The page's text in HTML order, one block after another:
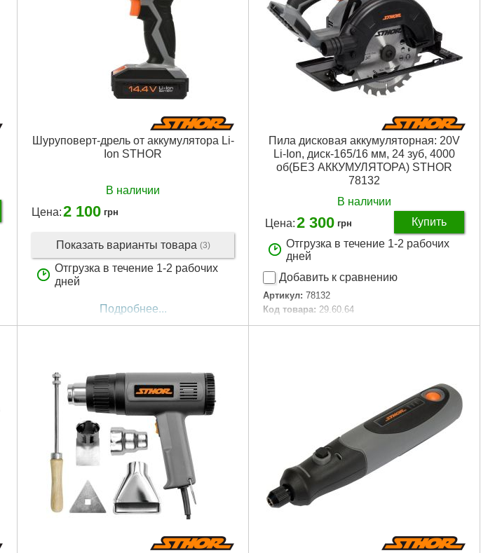
Шуруповерт-дрель от аккумулятора Li-
Ion STHOR
В наличии
Цена:2 100 грн
Показать варианты товара (3)
Отгрузка в течение 1-2 рабочих
дней
Подробнее...
Пила дисковая аккумуляторная: 20V
Li-Ion, диск-165/16 мм, 24 зуб, 4000
об(БЕЗ АККУМУЛЯТОРА) STHOR
78132
В наличии
Цена:2 300 грн
Купить
Отгрузка в течение 1-2 рабочих
дней
Добавить к сравнению
Артикул: 78132
Код товара: 29.60.64